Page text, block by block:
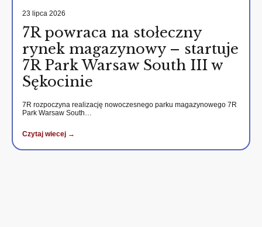
23 lipca 2026
7R powraca na stołeczny
rynek magazynowy – startuje
7R Park Warsaw South III w
Sękocinie
7R rozpoczyna realizację nowoczesnego parku magazynowego 7R
Park Warsaw South…
Czytaj wiecej →